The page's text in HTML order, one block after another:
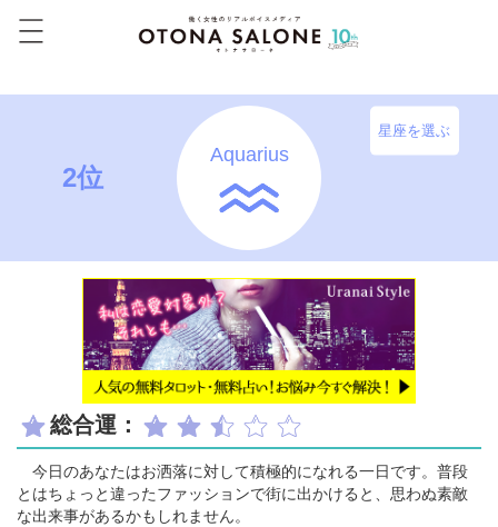
2位
Aquarius
星座を選ぶ
総合運：
今日のあなたはお洒落に対して積極的になれる一日です。普段
とはちょっと違ったファッションで街に出かけると、思わぬ素敵
な出来事があるかもしれません。